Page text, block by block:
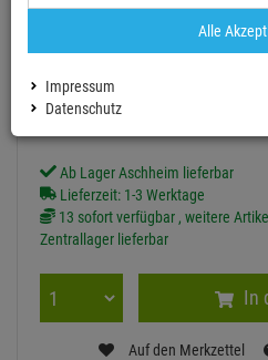
Finanzierung ab0,95 EUR/ Monat
UVP:23,74€2
17,10
inkl. MwSt. zzgl Versand - frei ab 90,-€ in
Ab Lager Aschheim lieferbar
Lieferzeit: 1-3 Werktage
13 sofort verfügbar , weitere
Zentrallager lieferbar
In
Auf den Merkzettel
Alle
Impressum
Datenschutz